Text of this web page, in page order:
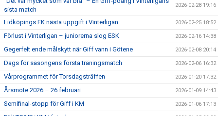
sista match
2026-02-28 19:16
Lidköpings FK nästa uppgift i Vinterligan 2026-02-25 18:52
Förlust i Vinterligan – juniorerna slog ESK 2026-02-16 14:38
Gegerfelt ende målskytt när Giff vann i Götene 2026-02-08 20:14
Dags för säsongens första träningsmatch 2026-02-06 16:32
Vårprogrammet för Torsdagsträffen 2026-01-20 17:32
Årsmöte 2026 – 26 februari 2026-01-09 14:43
Semifinal-stopp för Giff i KM 2026-01-06 17:13